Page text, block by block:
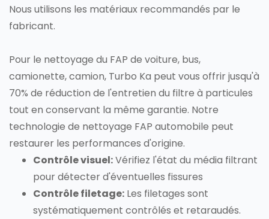
Nous utilisons les matériaux recommandés par le
fabricant.
Pour le nettoyage du FAP de voiture, bus,
camionette, camion, Turbo Ka peut vous offrir jusqu'à
70% de réduction de l'entretien du filtre à particules
tout en conservant la même garantie. Notre
technologie de nettoyage FAP automobile peut
restaurer les performances d'origine.
Contrôle visuel:Vérifiez l'état du média filtrant
pour détecter d'éventuelles fissures
Contrôle filetage: Les filetages sont
systématiquement contrôlés et retaraudés.